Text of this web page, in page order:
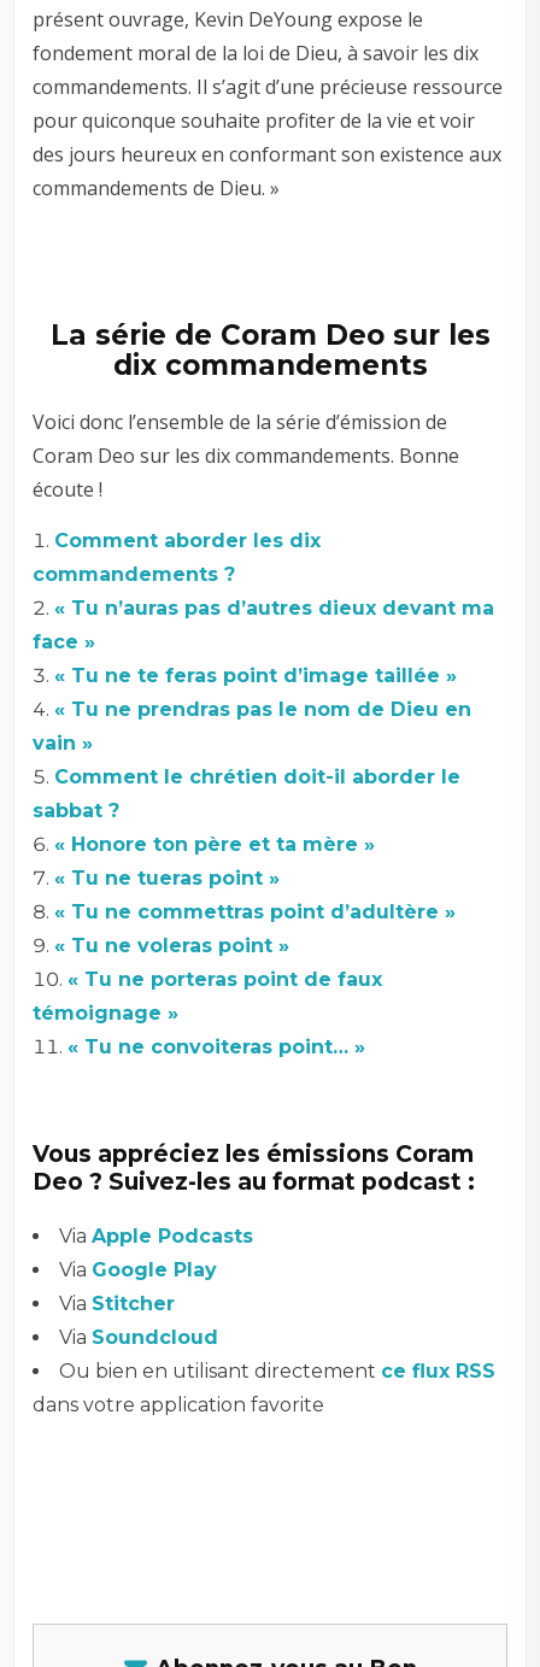
présent ouvrage, Kevin DeYoung expose le
fondement moral de la loi de Dieu, à savoir les dix
commandements. Il s’agit d’une précieuse ressource
pour quiconque souhaite profiter de la vie et voir
des jours heureux en conformant son existence aux
commandements de Dieu. »
La série de Coram Deo sur les
dix commandements
Voici donc l’ensemble de la série d’émission de
Coram Deo sur les dix commandements. Bonne
écoute !
Comment aborder les dix
commandements ?
« Tu n’auras pas d’autres dieux devant ma
face »
« Tu ne te feras point d’image taillée »
« Tu ne prendras pas le nom de Dieu en
vain »
Comment le chrétien doit-il aborder le
sabbat ?
« Honore ton père et ta mère »
« Tu ne tueras point »
« Tu ne commettras point d’adultère »
« Tu ne voleras point »
« Tu ne porteras point de faux
témoignage »
« Tu ne convoiteras point… »
Vous appréciez les émissions Coram
Deo ? Suivez-les au format podcast :
ViaApple Podcasts
Via Google Play
Via Stitcher
Via Soundcloud
Ou bien en utilisant directement ce flux RSS
dans votre application favorite